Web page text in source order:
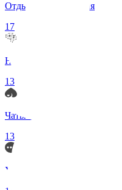
Отдых и Развлечения
17
Нейросети и ИИ
13
Чаты по интересам
13
Удаленка (Работа)